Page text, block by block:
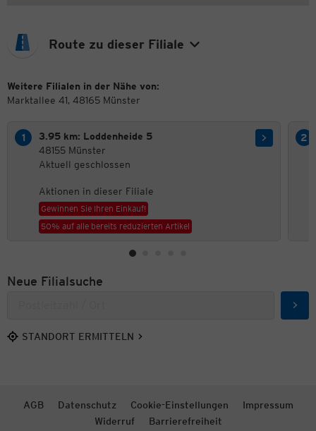
Route zu dieser Filiale
Weitere Filialen in der Nähe von:
Marktallee 41, 48165 Münster
3.95 km: Loddenheide 5
48155 Münster
Aktuell geschlossen
Aktionen in dieser Filiale
Gewinnen Sie Ihren Einkauf!
50% auf alle bereits reduzierten Artikel
Neue Filialsuche
STANDORT ERMITTELN
AGB Datenschutz Cookie-Einstellungen
Impressum
Widerruf
Barrierefreiheit